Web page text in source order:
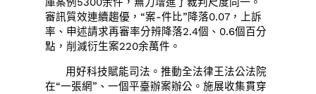
審訊質效連續趨優，“案-件比”降落0.07，上訴
率、申述請求再審率分辨降落2.4個、0.6個百分
點，削減衍生案220余萬件。
用好科技賦能司法。推動全法律王法公法院
在“一張網”、一個平臺辦案辦公。施展收集貫穿